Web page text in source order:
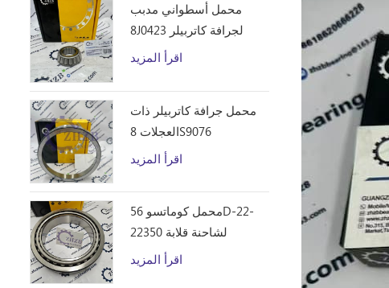
محمل أسطواني مدبب
8J0423 لجرافة كاتربيلر
D10R
اقرأ المزيد
محمل جرافة كاتربيلر ذات
العجلات 8S9076
اقرأ المزيد
محمل كوماتسو 56D-22-
22350 لشاحنة قلابة
HM250
اقرأ المزيد